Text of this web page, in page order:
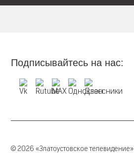
Подписывайтесь на нас:
© 2026 «Златоустовское телевидение»